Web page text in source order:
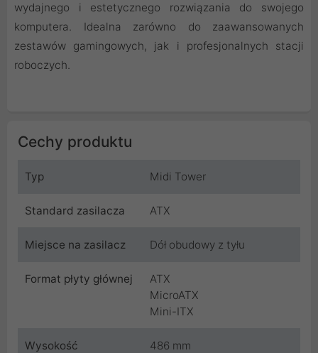
wydajnego i estetycznego rozwiązania do swojego
komputera. Idealna zarówno do zaawansowanych
zestawów gamingowych, jak i profesjonalnych stacji
roboczych.
Cechy produktu
Typ Midi Tower
Standard zasilacza ATX
Miejsce na zasilacz Dół obudowy z tyłu
Format płyty głównej
ATX
MicroATX
Mini-ITX
Wysokość 486 mm